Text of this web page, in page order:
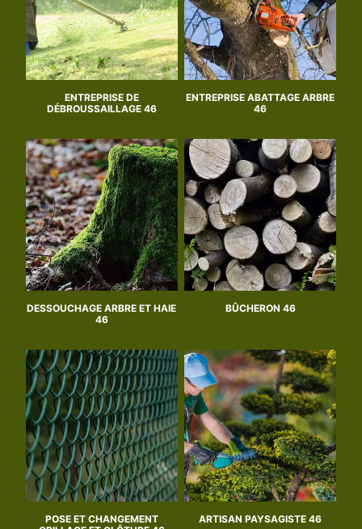
ENTREPRISE DE
DÉBROUSSAILLAGE 46
ENTREPRISE ABATTAGE ARBRE
46
DESSOUCHAGE ARBRE ET HAIE
46
BÛCHERON 46
POSE ET CHANGEMENT
ARTISAN PAYSAGISTE 46